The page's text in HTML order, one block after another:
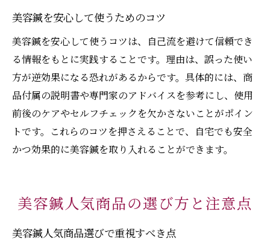
美容鍼を安心して使うためのコツ
美容鍼を安心して使うコツは、自己流を避けて信頼でき
る情報をもとに実践することです。理由は、誤った使い
方が逆効果になる恐れがあるからです。具体的には、商
品付属の説明書や専門家のアドバイスを参考にし、使用
前後のケアやセルフチェックを欠かさないことがポイン
トです。これらのコツを押さえることで、自宅でも安全
かつ効果的に美容鍼を取り入れることができます。
美容鍼人気商品の選び方と注意点
美容鍼人気商品選びで重視すべき点